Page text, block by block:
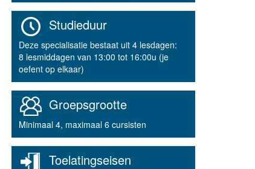
Studieduur
Deze specialisatie bestaat uit 4 lesdagen:
8 lesmiddagen van 13:00 tot 16:00u (je
oefent op elkaar)
Groepsgrootte
Minimaal 4, maximaal 6 cursisten
Toelatingseisen